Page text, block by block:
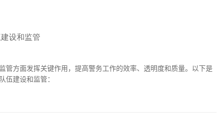
设和监管
管方面发挥关键作用，提高警务工作的效率、透明度和质量。以下是
伍建设和监管：